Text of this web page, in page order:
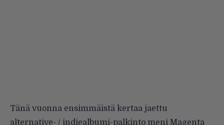
Tänä vuonna ensimmäistä kertaa jaettu
alternative- / indiealbumi-palkinto meni Magenta